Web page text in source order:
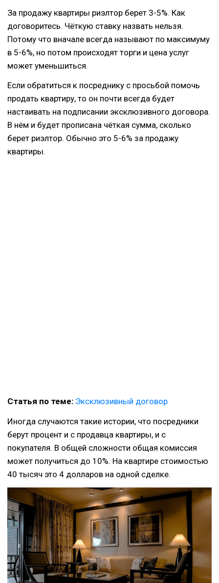
За продажу квартиры риэлтор берет 3-5%. Как
договоритесь. Чёткую ставку назвать нельзя.
Потому что вначале всегда называют по максимуму
в 5-6%, но потом происходят торги и цена услуг
может уменьшиться.
Если обратиться к посреднику с просьбой помочь
продать квартиру, то он почти всегда будет
настаивать на подписании эксклюзивного договора.
В нём и будет прописана чёткая сумма, сколько
берет риэлтор. Обычно это 5-6% за продажу
квартиры.
Статья по теме: Эксклюзивный договор
Иногда случаются такие истории, что посредники
берут процент и с продавца квартиры, и с
покупателя. В общей сложности общая комиссия
может получиться до 10%. На квартире стоимостью
40 тысяч это 4 долларов на одной сделке.